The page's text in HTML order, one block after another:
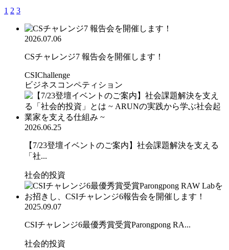
1 2 3
2026.07.06
CSチャレンジ7 報告会を開催します！
CSIChallenge
ビジネスコンペティション
2026.06.25
【7/23登壇イベントのご案内】社会課題解決を支える
「社...
社会的投資
2025.09.07
CSIチャレンジ6最優秀賞受賞Parongpong RA...
社会的投資